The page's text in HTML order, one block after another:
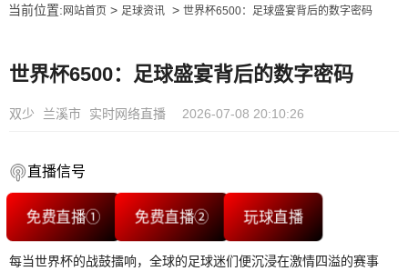
当前位置: 网站首页> 足球资讯> 世界杯6500：足球盛宴背后的数字密码
世界杯6500：足球盛宴背后的数字密码
双少 兰溪市 实时网络直播 2026-07-08 20:10:26
直播信号
免费直播① 免费直播② 玩球直播
每当世界杯的战鼓擂响，全球的足球迷们便沉浸在激情四溢的赛事